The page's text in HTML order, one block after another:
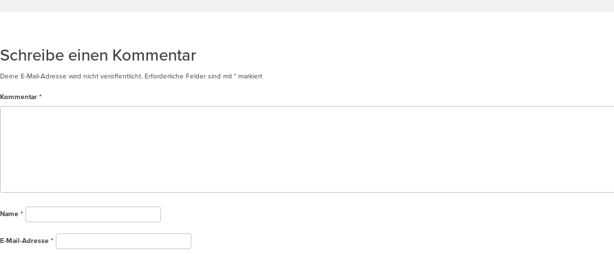
Schreibe einen Kommentar
Deine E-Mail-Adresse wird nicht veröffentlicht. Erforderliche Felder sind mit * markiert
Kommentar *
Name *
E-Mail-Adresse *